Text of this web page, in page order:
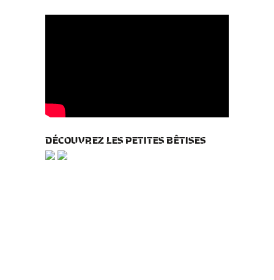
DÉCOUVREZ LES PETITES BÊTISES